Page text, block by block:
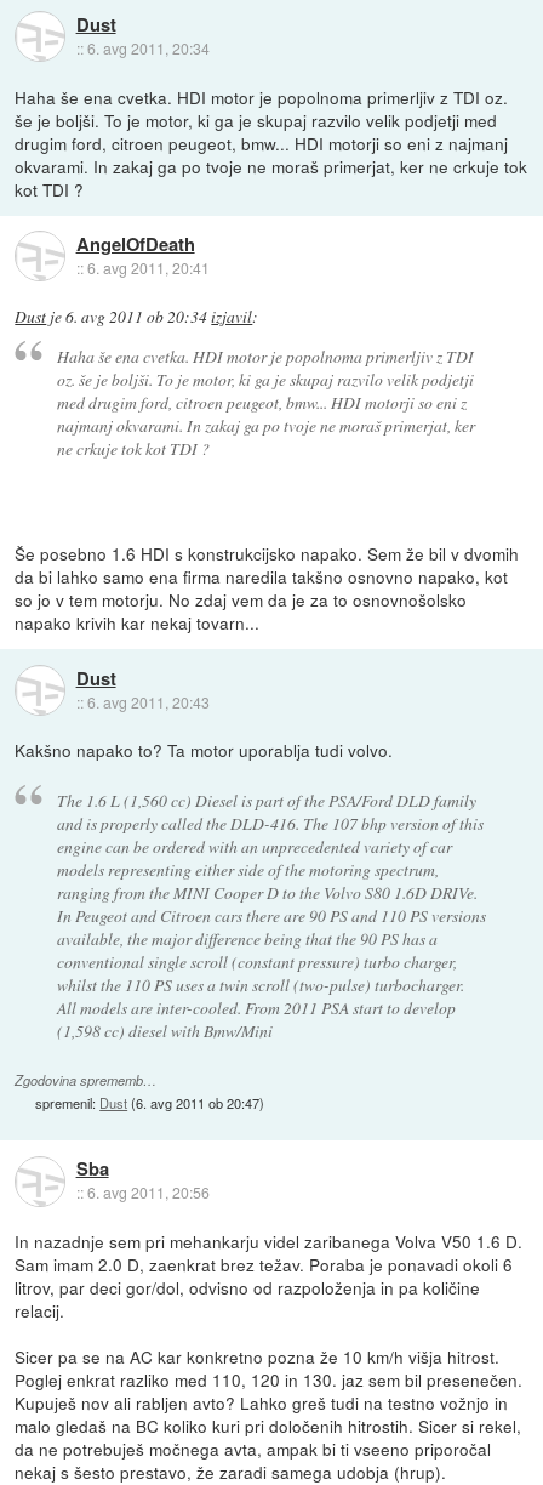
Dust
::6. avg 2011, 20:34
Haha še ena cvetka. HDI motor je popolnoma primerljiv z TDI oz.
še je boljši. To je motor, ki ga je skupaj razvilo velik podjetji med
drugim ford, citroen peugeot, bmw... HDI motorji so eni z najmanj
okvarami. In zakaj ga po tvoje ne moraš primerjat, ker ne crkuje tok
kot TDI ?
AngelOfDeath
::6. avg 2011, 20:41
Dust je6. avg 2011 ob 20:34izjavil:
Haha še ena cvetka. HDI motor je popolnoma primerljiv z TDI
oz. še je boljši. To je motor, ki ga je skupaj razvilo velik podjetji
med drugim ford, citroen peugeot, bmw... HDI motorji so eni z
najmanj okvarami. In zakaj ga po tvoje ne moraš primerjat, ker
ne crkuje tok kot TDI ?
Še posebno 1.6 HDI s konstrukcijsko napako. Sem že bil v dvomih
da bi lahko samo ena firma naredila takšno osnovno napako, kot
so jo v tem motorju. No zdaj vem da je za to osnovnošolsko
napako krivih kar nekaj tovarn...
Dust
::6. avg 2011, 20:43
Kakšno napako to? Ta motor uporablja tudi volvo.
The 1.6 L (1,560 cc) Diesel is part of the PSA/Ford DLD family
and is properly called the DLD-416. The 107 bhp version of this
engine can be ordered with an unprecedented variety of car
models representing either side of the motoring spectrum,
ranging from the MINI Cooper D to the Volvo S80 1.6D DRIVe.
In Peugeot and Citroen cars there are 90 PS and 110 PS versions
available, the major difference being that the 90 PS has a
conventional single scroll (constant pressure) turbo charger,
whilst the 110 PS uses a twin scroll (two-pulse) turbocharger.
All models are inter-cooled. From 2011 PSA start to develop
(1,598 cc) diesel with Bmw/Mini
Zgodovina sprememb…
spremenil: Dust(6. avg 2011 ob 20:47)
Sba
::6. avg 2011, 20:56
In nazadnje sem pri mehankarju videl zaribanega Volva V50 1.6 D.
Sam imam 2.0 D, zaenkrat brez težav. Poraba je ponavadi okoli 6
litrov, par deci gor/dol, odvisno od razpoloženja in pa količine
relacij.
Sicer pa se na AC kar konkretno pozna že 10 km/h višja hitrost.
Poglej enkrat razliko med 110, 120 in 130. jaz sem bil presenečen.
Kupuješ nov ali rabljen avto? Lahko greš tudi na testno vožnjo in
malo gledaš na BC koliko kuri pri določenih hitrostih. Sicer si rekel,
da ne potrebuješ močnega avta, ampak bi ti vseeno priporočal
nekaj s šesto prestavo, že zaradi samega udobja (hrup).